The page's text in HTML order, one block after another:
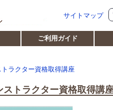
サイトマップ
ご利用ガイド
ラクター資格取得講座
ストラクター資格取得